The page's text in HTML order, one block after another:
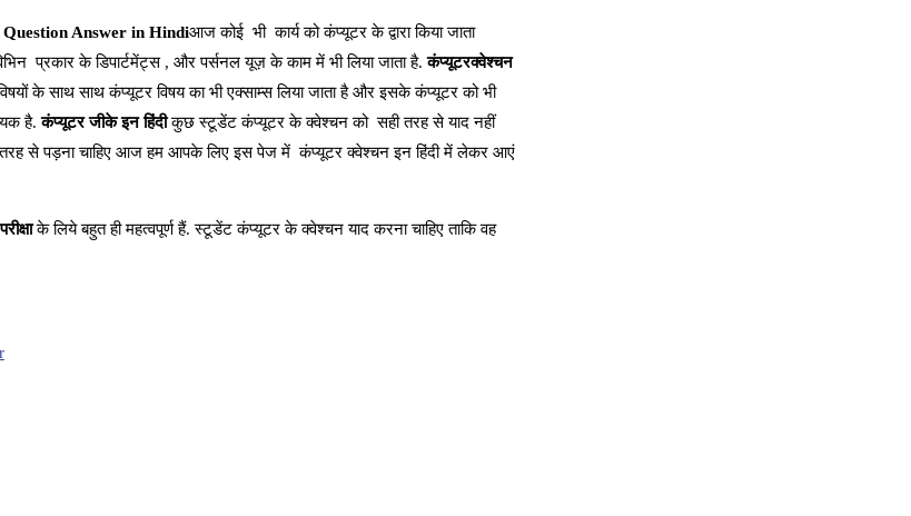
Answer in Hindiआज कोई भी कार्य को कंप्यूटर के द्वारा किया जाता
प्रकार के डिपार्टमेंट्स , और पर्सनल यूज़ के काम में भी लिया जाता है.कंप्यूटरक्वेश्चन
के साथ साथ कंप्यूटर विषय का भी एक्साम्स लिया जाता है और इसके कंप्यूटर को भी
है. कंप्यूटर जीके इन हिंदीकुछ स्टूडेंट कंप्यूटर के क्वेश्चन को सही तरह से याद नहीं
तरह से पड़ना चाहिए आज हम आपके लिए इस पेज में कंप्यूटर क्वेश्चन इन हिंदी में लेकर आएं
परीक्षाके लिये बहुत ही महत्वपूर्ण हैं. स्टूडेंट कंप्यूटर के क्वेश्चन याद करना चाहिए ताकि वह